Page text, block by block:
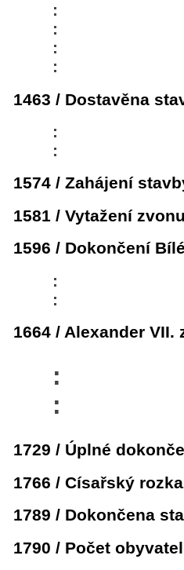
:
:
:
:
1463 / Dostavěna
:
:
1574 / Zahájení
1581 / Vytažení
1596 / Dokončení
:
:
1664 / Alexander
:
:
1729 / Úplné
1766 / Císařský
1789 / Dokončena
1790 / Počet